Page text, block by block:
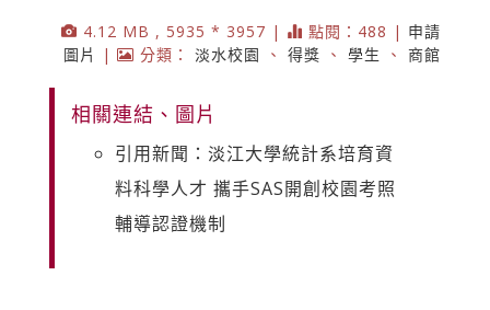
4.12 MB , 5935 * 3957 | 點閱：488 | 申請
圖片
| 分類： 淡水校園 、 得獎 、 學生 、 商館
相關連結、圖片
引用新聞：淡江大學統計系培育資
料科學人才 攜手SAS開創校園考照
輔導認證機制